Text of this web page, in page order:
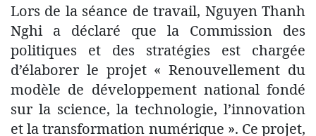
Lors de la séance de travail, Nguyen Thanh
Nghi a déclaré que la Commission des
politiques et des stratégies est chargée
d’élaborer le projet « Renouvellement du
modèle de développement national fondé
sur la science, la technologie, l’innovation
et la transformation numérique ». Ce projet,